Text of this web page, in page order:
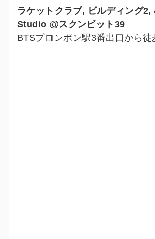
ラケットクラブ, ビルディング2,
Studio @スクンビット39
BTSプロンポン駅3番出口から徒